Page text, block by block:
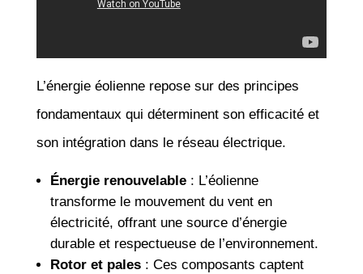
L’énergie éolienne repose sur des principes
fondamentaux qui déterminent son efficacité et
son intégration dans le réseau électrique.
Énergie renouvelable: L’éolienne
transforme le mouvement du vent en
électricité, offrant une source d’énergie
durable et respectueuse de l’environnement.
Rotor et pales: Ces composants captent